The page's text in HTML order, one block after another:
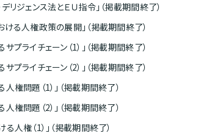
リジェンス法とＥＵ指令」（掲載期間終了）
る人権政策の展開」（掲載期間終了）
ライチェーン（1）」（掲載期間終了）
ライチェーン（2）」（掲載期間終了）
権問題（1）」（掲載期間終了）
権問題（2）」（掲載期間終了）
人権（1）」（掲載期間終了）